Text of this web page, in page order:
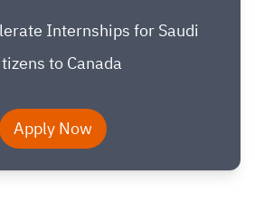
Internships for Saudi
to Canada.
Apply Now